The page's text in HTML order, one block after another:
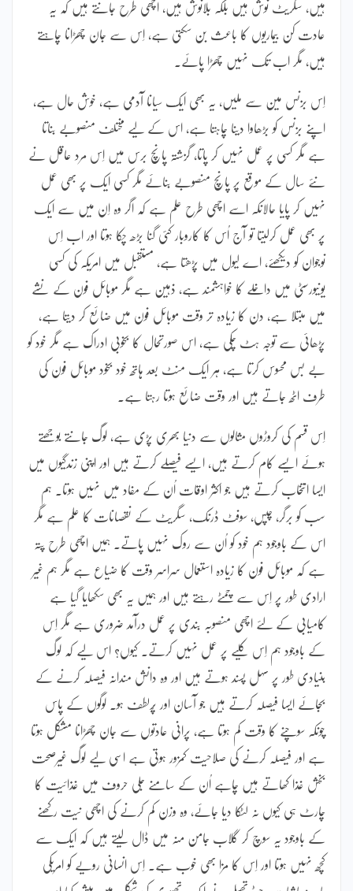
ہیں، سگریٹ نوش ہیں بلکہ بلانوش ہیں، اچھی طرح جانتے ہیں کہ یہ
عادت کن بیماریوں کا باعث بن سکتی ہے، اِس سے جان چھڑانا چاہتے
ہیں، مگر اب تک نہیں چھڑا پائے۔
اِس بزنس مین سے ملیں، یہ بھی ایک سیانا آدمی ہے، خوش حال ہے،
اپنے بزنس کو بڑھاوا دینا چاہتا ہے، اس کے لیے مختلف منصوبے بناتا
ہے مگر کسی پر عمل نہیں کر پاتا، گزشتہ پانچ برس میں اِس مرد عاقل نے
نئے سال کے موقع پر پانچ منصوبے بنائے مگر کسی ایک پر بھی عمل
نہیں کر پایا حالانکہ اسے اچھی طرح علم ہے کہ اگر وہ اِن میں سے ایک
پر بھی عمل کرلیتا تو آج اُس کا کاروبار کئی گنا بڑھ چکا ہوتا اور اب اِس
نوجوان کو دیکھئے، اے لیول میں پڑھتا ہے، مستقبل میں امریکہ کی کسی
یونیورسٹی میں داخلے کا خواہشمند ہے، ذہین ہے مگر موبائل فون کے نشے
میں مبتلا ہے، دن کا زیادہ تر وقت موبائل فون میں ضائع کر دیتا ہے،
پڑھائی سے توجہ ہٹ چکی ہے، اس صورتحال کا بخوبی ادراک ہے مگر خود کو
بے بس محسوس کرتا ہے، ہر ایک منٹ بعد ہاتھ خود بخود موبائل فون کی
طرف اٹھ جاتے ہیں اور وقت ضائع ہوتا رہتا ہے۔
اِس قسم کی کروڑوں مثالوں سے دنیا بھری پڑی ہے، لوگ جانتے بوجھتے
ہوئے ایسے کام کرتے ہیں، ایسے فیصلے کرتے ہیں اور اپنی زندگیوں میں
ایسا انتخاب کرتے ہیں جو اکثر اوقات اُن کے مفاد میں نہیں ہوتا۔ ہم
سب کو برگر، چپس، سوفٹ ڈرنک، سگریٹ کے نقصانات کا علم ہے مگر
اس کے باوجود ہم خود کو اُن سے روک نہیں پاتے۔ ہمیں اچھی طرح پتہ
ہے کہ موبائل فون کا زیادہ استعمال سراسر وقت کا ضیاع ہے مگر ہم غیر
ارادی طور پر اِس سے چمٹے رہتے ہیں اور ہمیں یہ بھی سکھایا گیا ہے
کامیابی کے لئے اچھی منصوبہ بندی پر عمل درآمد ضروری ہے مگر اِس
کے باوجود ہم اِس کلیے پر عمل نہیں کرتے۔ کیوں؟ اس لیے کہ لوگ
بنیادی طور پر سہل پسند ہوتے ہیں اور وہ دانش مندانہ فیصلہ کرنے کے
بجائے ایسا فیصلہ کرتے ہیں جو آسان اور پُرلطف ہو۔ لوگوں کے پاس
چونکہ سوچنے کا وقت کم ہوتا ہے، پرانی عادتوں سے جان چھڑانا مشکل ہوتا
ہے اور فیصلہ کرنے کی صلاحیت کمزور ہوتی ہے اسی لیے لوگ غیرصحت
بخش غذا کھاتے ہیں چاہے اُن کے سامنے جلی حروف میں غذائیت کا
چارٹ ہی کیوں نہ لٹکا دیا جائے، وہ وزن کم کرنے کی اچھی نیت رکھنے
کے باوجود یہ سوچ کر گلاب جامن منہ میں ڈال لیتے ہیں کہ ایک سے
کچھ نہیں ہوتا اور اِس کا مزا بھی خوب ہے۔ اِس انسانی رویے کو امریکی